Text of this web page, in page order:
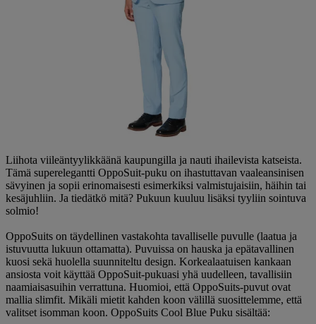
Liihota viileäntyylikkäänä kaupungilla ja nauti ihailevista katseista.
Tämä superelegantti OppoSuit-puku on ihastuttavan vaaleansinisen
sävyinen ja sopii erinomaisesti esimerkiksi valmistujaisiin, häihin tai
kesäjuhliin. Ja tiedätkö mitä? Pukuun kuuluu lisäksi tyyliin sointuva
solmio!
OppoSuits on täydellinen vastakohta tavalliselle puvulle (laatua ja
istuvuutta lukuun ottamatta). Puvuissa on hauska ja epätavallinen
kuosi sekä huolella suunniteltu design. Korkealaatuisen kankaan
ansiosta voit käyttää OppoSuit-pukuasi yhä uudelleen, tavallisiin
naamiaisasuihin verrattuna. Huomioi, että OppoSuits-puvut ovat
mallia slimfit. Mikäli mietit kahden koon välillä suosittelemme, että
valitset isomman koon. OppoSuits Cool Blue Puku sisältää: